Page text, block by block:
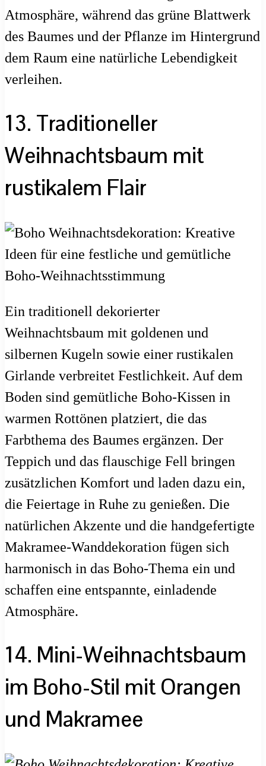
Atmosphäre, während das grüne Blattwerk
des Baumes und der Pflanze im Hintergrund
dem Raum eine natürliche Lebendigkeit
verleihen.
13. Traditioneller
Weihnachtsbaum mit
rustikalem Flair
Ein traditionell dekorierter
Weihnachtsbaum mit goldenen und
silbernen Kugeln sowie einer rustikalen
Girlande verbreitet Festlichkeit. Auf dem
Boden sind gemütliche Boho-Kissen in
warmen Rottönen platziert, die das
Farbthema des Baumes ergänzen. Der
Teppich und das flauschige Fell bringen
zusätzlichen Komfort und laden dazu ein,
die Feiertage in Ruhe zu genießen. Die
natürlichen Akzente und die handgefertigte
Makramee-Wanddekoration fügen sich
harmonisch in das Boho-Thema ein und
schaffen eine entspannte, einladende
Atmosphäre.
14. Mini-Weihnachtsbaum
im Boho-Stil mit Orangen
und Makramee